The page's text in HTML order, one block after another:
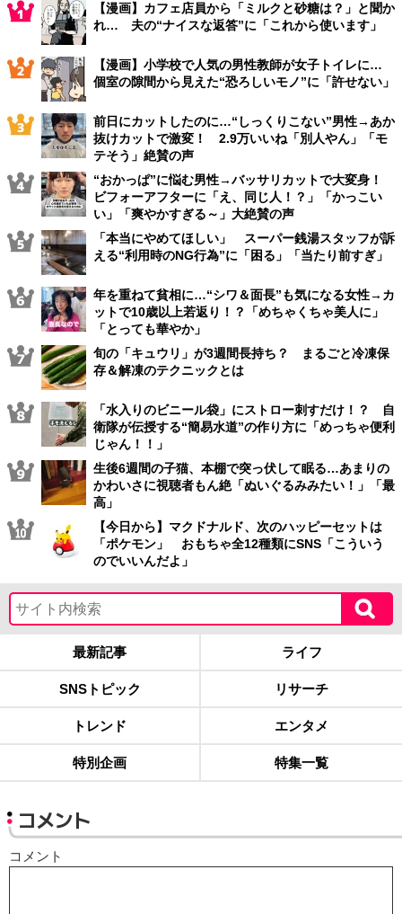
【漫画】カフェ店員から「ミルクと砂糖は？」と聞か
れ… 夫の“ナイスな返答”に「これから使います」
【漫画】小学校で人気の男性教師が女子トイレに…
個室の隙間から見えた“恐ろしいモノ”に「許せない」
前日にカットしたのに…“しっくりこない”男性→あか
抜けカットで激変！ 2.9万いいね「別人やん」「モ
テそう」絶賛の声
“おかっぱ”に悩む男性→バッサリカットで大変身！
ビフォーアフターに「え、同じ人！？」「かっこい
い」「爽やかすぎる～」大絶賛の声
「本当にやめてほしい」 スーパー銭湯スタッフが訴
える“利用時のNG行為”に「困る」「当たり前すぎ」
年を重ねて貧相に…“シワ＆面長”も気になる女性→カ
ットで10歳以上若返り！？「めちゃくちゃ美人に」
「とっても華やか」
旬の「キュウリ」が3週間長持ち？ まるごと冷凍保
存＆解凍のテクニックとは
「水入りのビニール袋」にストロー刺すだけ！？ 自
衛隊が伝授する“簡易水道”の作り方に「めっちゃ便利
じゃん！！」
生後6週間の子猫、本棚で突っ伏して眠る…あまりの
かわいさに視聴者もん絶「ぬいぐるみみたい！」「最
高」
【今日から】マクドナルド、次のハッピーセットは
「ポケモン」 おもちゃ全12種類にSNS「こういう
のでいいんだよ」
最新記事 ライフ
SNSトピック リサーチ
トレンド エンタメ
特別企画 特集一覧
コメント
コメント